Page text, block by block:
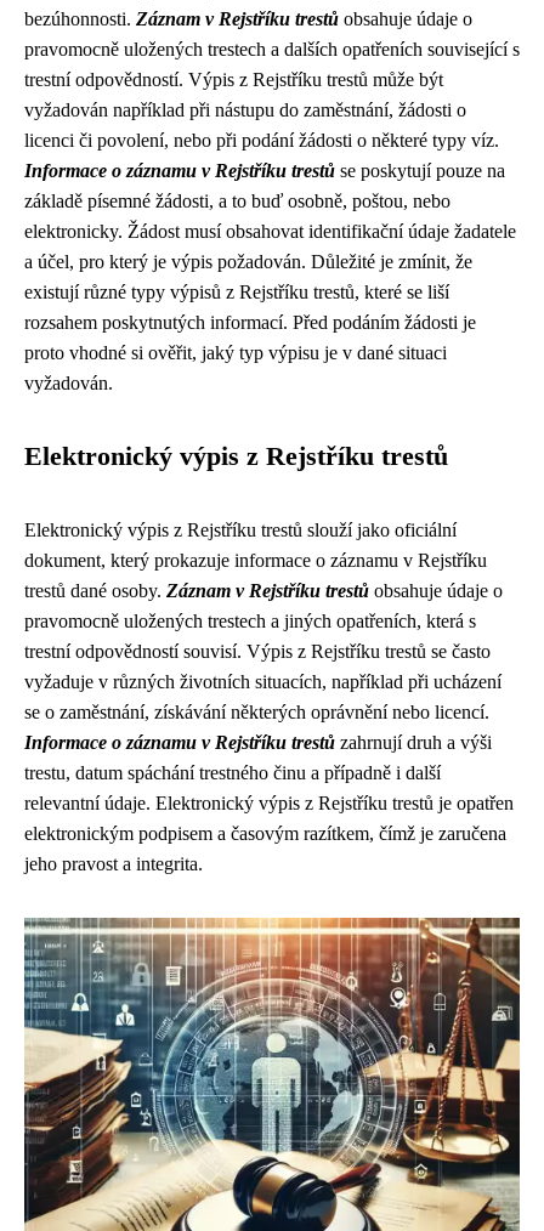
bezúhonnosti. Záznam v Rejstříku trestů obsahuje údaje o
pravomocně uložených trestech a dalších opatřeních související s
trestní odpovědností. Výpis z Rejstříku trestů může být
vyžadován například při nástupu do zaměstnání, žádosti o
licenci či povolení, nebo při podání žádosti o některé typy víz.
Informace o záznamu v Rejstříku trestů se poskytují pouze na
základě písemné žádosti, a to buď osobně, poštou, nebo
elektronicky. Žádost musí obsahovat identifikační údaje žadatele
a účel, pro který je výpis požadován. Důležité je zmínit, že
existují různé typy výpisů z Rejstříku trestů, které se liší
rozsahem poskytnutých informací. Před podáním žádosti je
proto vhodné si ověřit, jaký typ výpisu je v dané situaci
vyžadován.
Elektronický výpis z Rejstříku trestů
Elektronický výpis z Rejstříku trestů slouží jako oficiální
dokument, který prokazuje informace o záznamu v Rejstříku
trestů dané osoby. Záznam v Rejstříku trestů obsahuje údaje o
pravomocně uložených trestech a jiných opatřeních, která s
trestní odpovědností souvisí. Výpis z Rejstříku trestů se často
vyžaduje v různých životních situacích, například při ucházení
se o zaměstnání, získávání některých oprávnění nebo licencí.
Informace o záznamu v Rejstříku trestů zahrnují druh a výši
trestu, datum spáchání trestného činu a případně i další
relevantní údaje. Elektronický výpis z Rejstříku trestů je opatřen
elektronickým podpisem a časovým razítkem, čímž je zaručena
jeho pravost a integrita.